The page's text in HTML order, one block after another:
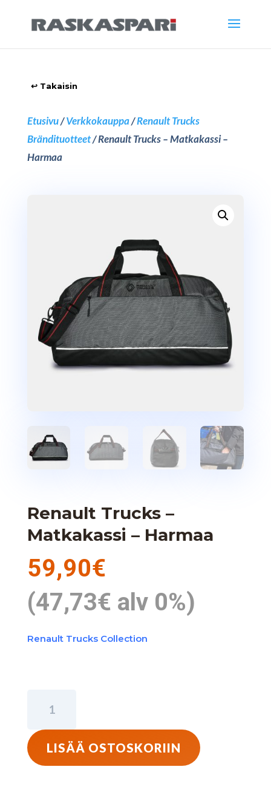
Etusivu/Verkkokauppa/Renault Trucks
Brändituotteet/ Renault Trucks – Matkakassi –
Harmaa
Renault Trucks –
Matkakassi – Harmaa
59,90€
(47,73€ alv 0%)
Renault Trucks Collection
Trucks
Matkakassi
-
LISÄÄ OSTOSKORIIN